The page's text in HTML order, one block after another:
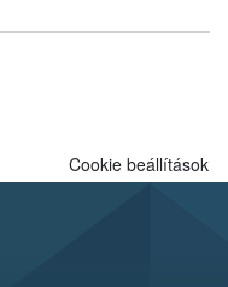
Cookie beállítások